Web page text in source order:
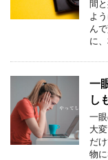
間
よ
ん
に
一
し
一
大
だ
物